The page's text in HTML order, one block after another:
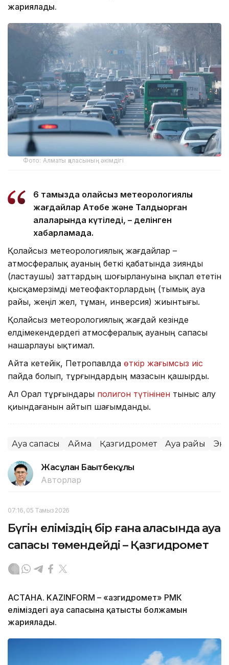
жариялады.
Фото: Алматы қаласының әкімдігі
6 тамызда қолайсыз метеорологиялық
жағдайлар Ақтөбе және Талдықорған
қалаларында күтіледі, – делінген
хабарламада.
Қолайсыз метеорологиялық жағдайлар –
атмосфералық ауаның беткі қабатында зиянды
(ластаушы) заттардың шоғырлануына ықпал ететін
қысқамерзімді метеофакторлардың (тымық ауа
райы, жеңіл жел, тұман, инверсия) жиынтығы.
Қолайсыз метеорологиялық жағдай кезінде
елдімекендердегі атмосфералық ауаның сапасы
нашарлауы ықтимал.
Айта кетейік, Петропавлда өткір жағымсыз иіс
пайда болып, тұрғындардың мазасын қашырды.
Ал Орал тұрғындары полигон түтінінен тыныс алу
қиындағанын айтып шағымданды.
Ауа сапасы Аймақ Қазгидромет Ауа райы
Жасұлан Бақытбекұлы
Авторлар
07:16, 05 Тамыз 2026
Бүгін еліміздің бір ғана қаласында ауа
сапасы төмендейді – Қазгидромет
АСТАНА. KAZINFORM – «Қазгидромет» РМК
еліміздегі ауа сапасына қатысты болжамын
жариялады.